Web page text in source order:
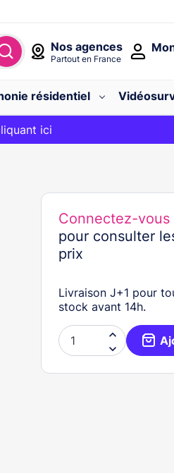
Nos agences
Partout en France
résidentiel
avec le code
ici
Connectez-vous
pour consulter
prix
Livraison J+1 pour
stock avant 14h.

